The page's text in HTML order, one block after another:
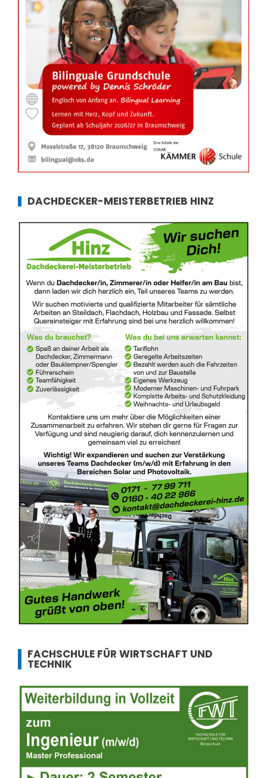
DACHDECKER-MEISTERBETRIEB HINZ
FACHSCHULE FÜR WIRTSCHAFT UND
TECHNIK